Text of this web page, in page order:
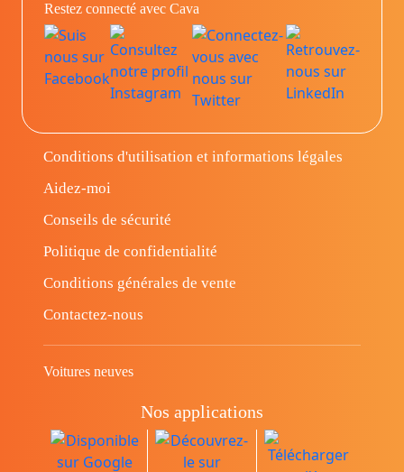
Restez connecté avec Cava
Conditions d'utilisation et informations légales
Aidez-moi
Conseils de sécurité
Politique de confidentialité
Conditions générales de vente
Contactez-nous
Voitures neuves
Nos applications